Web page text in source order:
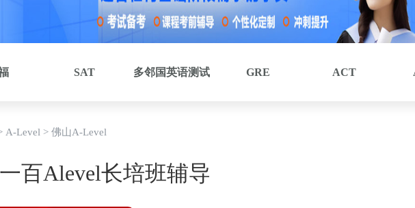
SAT 多邻国英语测试 GRE ACT
A-Level > 佛山A-Level
百Alevel长培班辅导